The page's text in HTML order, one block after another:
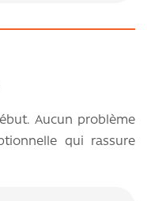
Aucun problème
qui rassure